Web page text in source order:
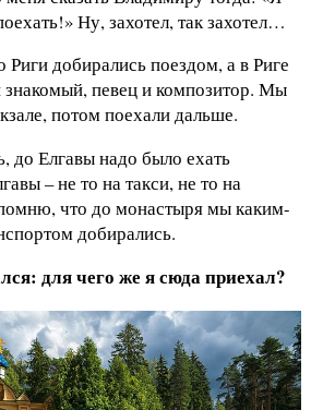
Ну, захотел, так захотел…
Риги добирались поездом, а в Риге
знакомый, певец и композитор. Мы
потом поехали дальше.
до Елгавы надо было ехать
– не то на такси, не то на
что до монастыря мы каким-
добирались.
для чего же я сюда приехал?